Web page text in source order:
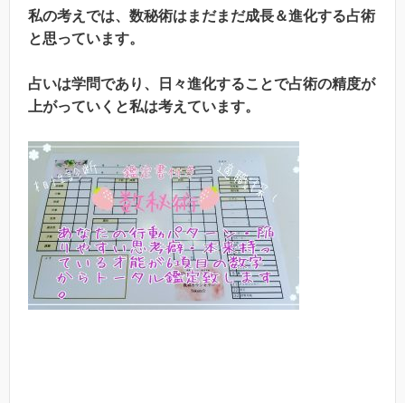
私の考えでは、数秘術はまだまだ成長＆進化する占術
と思っています。
占いは学問であり、日々進化することで占術の精度が
上がっていくと私は考えています。